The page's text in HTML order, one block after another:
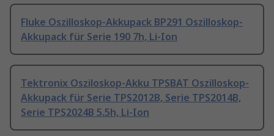
Fluke Oszilloskop-Akkupack BP291 Oszilloskop-
Akkupack für Serie 190 7h, Li-Ion
Tektronix Osziloskop-Akku TPSBAT Oszilloskop-
Akkupack für Serie TPS2012B, Serie TPS2014B,
Serie TPS2024B 5.5h, Li-Ion